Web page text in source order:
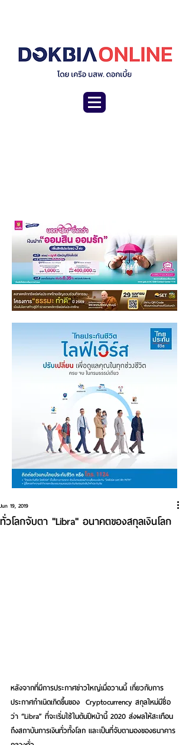
ทั่วโลกจับตา "Libra" อนาคตของสกุลเงินโลก
Jun 19, 2019
หลังจากที่มีการประกาศข่าวใหญ่เมื่อวานนี้ เกี่ยวกับการ
ประกาศกำเนิดเกิดขึ้นของ  Cryptocurrency สกุลใหม่มีชื่อ
ว่า “Libra” ที่จะเริ่มใช้ในต้นปีหน้านี้ 2020 ส่งผลให้สะเทือน
ถึงสถาบันการเงินทั่วทั้งโลก และเป็นที่จับตามองของธนาคาร